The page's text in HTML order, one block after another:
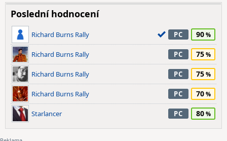
Poslední hodnocení
Richard Burns Rally PC 90
Richard Burns Rally PC 75
Richard Burns Rally PC 75
Richard Burns Rally PC 70
Starlancer PC 80